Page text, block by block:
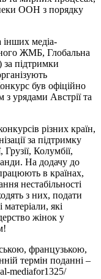
ООН з порядку
інших медіа-
ЖМБ, Глобальна
підтримки
був офіційно
з урядами Австрії та
різних країн,
за підтримку
Колумбії,
На додачу до
в країнах,
нестабільності
з них, подати
матеріали, які
жінок у
французькою,
термін поданні –
mediafor1325/